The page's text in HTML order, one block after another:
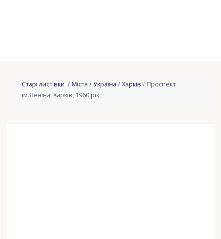
Старі листівки /Міста /Україна /Харків / Проспект
ім.Леніна. Харків, 1960 рік